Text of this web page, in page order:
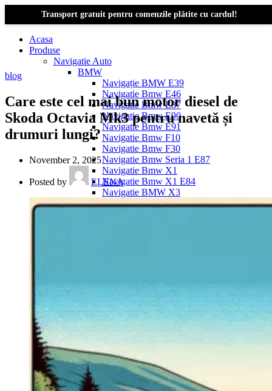
Transport gratuit pentru comenzile plătite cu cardul!
Acasa
Produse
Navigatie Auto
BMW
Navigație BMW E39
Navigatie Bmw E46
Navigatie Bmw E87
Navigatie Bmw E90
Navigatie Bmw E91
Navigatie Bmw F10
Navigatie Bmw F30
Navigatie Bmw Seria 1 E87
Navigatie Bmw X1
Navigatie Bmw X1 E84
Navigatie BMW X3
Navigatie BMW X3 E83
Navigatie Audi A3 8p
Navigatie Audi A4
Navigatie Audi A4 B6
Navigatie Audi A4 B7
Navigatie Audi A4 B8
Navigatie Audi A5
Navigatie Audi A6 C5
Navigatie Audi A6 C6
blog
Care este cel mai bun motor diesel de
Skoda Octavia Mk3 pentru navetă și
drumuri lungi?
November 2, 2025
Posted by ELENA